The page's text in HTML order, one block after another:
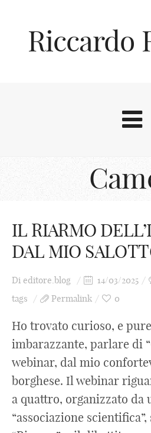
Riccardo
IL RIARMO
DAL MIO
Di editore.blog 14/03/2025
tags
Permalink 0
Ho trovato curioso, e
imbarazzante, parlare di
webinar, dal mio
borghese. Il webinar
a quattro, organizzato da
“associazione